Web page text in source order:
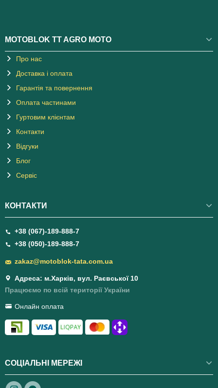
MOTOBLOK TT AGRO MOTO
Про нас
Доставка і оплата
Гарантія та повернення
Оплата частинами
Гуртовим клієнтам
Контакти
Відгуки
Блог
Сервіс
КОНТАКТИ
+38 (067)-189-888-7
+38 (050)-189-888-7
zakaz@motoblok-tata.com.ua
Адреса: м.Харків, вул. Раєвської 10
Працюємо по всій території України
Онлайн оплата
СОЦІАЛЬНІ МЕРЕЖІ